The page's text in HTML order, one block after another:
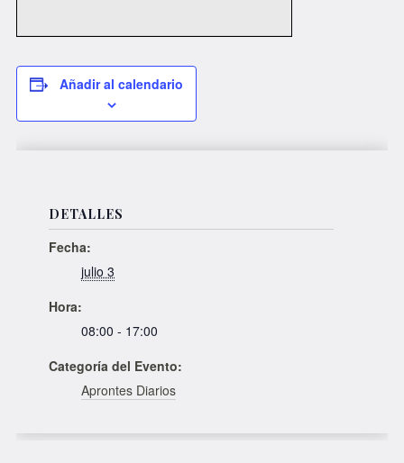
Añadir al calendario
DETALLES
Fecha:
julio 3
Hora:
08:00 - 17:00
Categoría del Evento:
Aprontes Diarios